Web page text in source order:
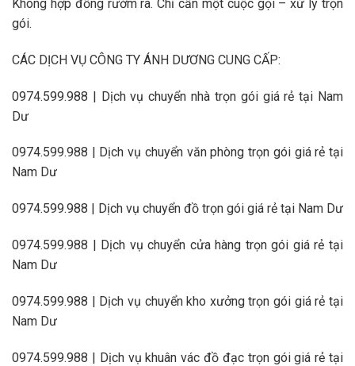
Không hợp đồng rườm rà. Chỉ cần một cuộc gọi – xử lý trọn
gói.
CÁC DỊCH VỤ CÔNG TY ÁNH DƯƠNG CUNG CẤP:
0974.599.988 | Dịch vụ chuyển nhà trọn gói giá rẻ tại Nam
Dư
0974.599.988 | Dịch vụ chuyển văn phòng trọn gói giá rẻ tại
Nam Dư
0974.599.988 | Dịch vụ chuyển đồ trọn gói giá rẻ tại Nam Dư
0974.599.988 | Dịch vụ chuyển cửa hàng trọn gói giá rẻ tại
Nam Dư
0974.599.988 | Dịch vụ chuyển kho xưởng trọn gói giá rẻ tại
Nam Dư
0974.599.988 | Dịch vụ khuân vác đồ đạc trọn gói giá rẻ tại